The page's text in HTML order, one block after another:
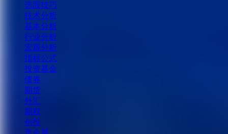
选股技巧
技术分析
基本分析
行业分析
宏观分析
指标公式
投资基金
债券
期货
外汇
期权
创投